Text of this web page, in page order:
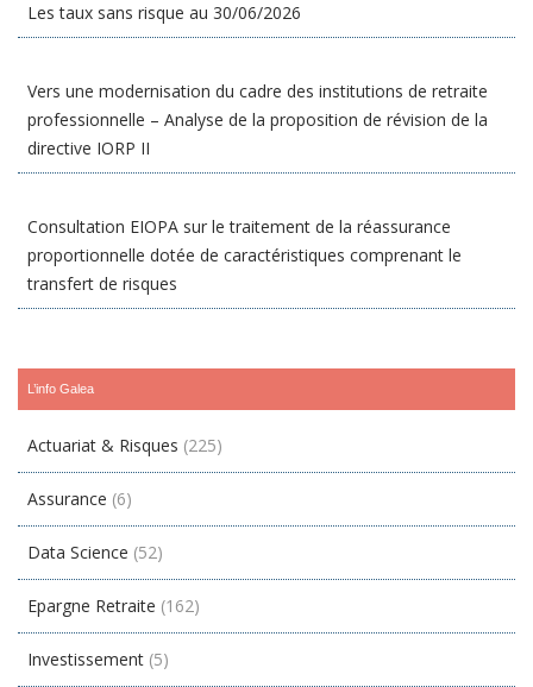
Les taux sans risque au 30/06/2026
Vers une modernisation du cadre des institutions de retraite
professionnelle – Analyse de la proposition de révision de la
directive IORP II
Consultation EIOPA sur le traitement de la réassurance
proportionnelle dotée de caractéristiques comprenant le
transfert de risques
L’info Galea
Actuariat & Risques (225)
Assurance (6)
Data Science (52)
Epargne Retraite (162)
Investissement (5)